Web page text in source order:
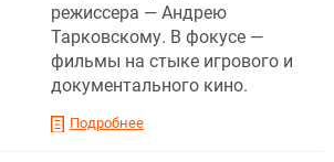
режиссера — Андрею
Тарковскому. В фокусе —
фильмы на стыке игрового и
документального кино.
Подробнее